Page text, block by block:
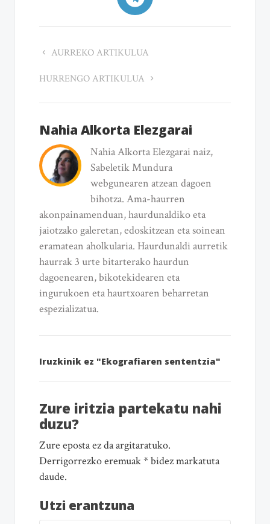
AURREKO ARTIKULUA
HURRENGO ARTIKULUA
Nahia Alkorta Elezgarai
Nahia Alkorta Elezgarai naiz,
Sabeletik Mundura
webgunearen atzean dagoen
bihotza. Ama-haurren
akonpainamenduan, haurdunaldiko eta
jaiotzako galeretan, edoskitzean eta soinean
eramatean aholkularia. Haurdunaldi aurretik
haurrak 3 urte bitarterako haurdun
dagoenearen, bikotekidearen eta
ingurukoen eta haurtxoaren beharretan
espezializatua.
Iruzkinik ez "Ekografiaren sententzia"
Zure iritzia partekatu nahi
duzu?
Zure eposta ez da argitaratuko.
Derrigorrezko eremuak * bidez markatuta
daude.
Utzi erantzuna